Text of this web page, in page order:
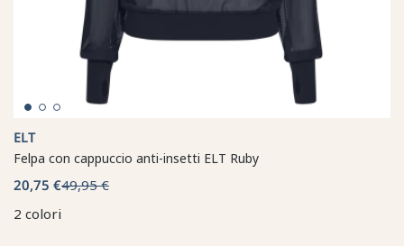
ELT
Felpa con cappuccio anti-insetti ELT Ruby
20,75 €49,95 €
2 colori